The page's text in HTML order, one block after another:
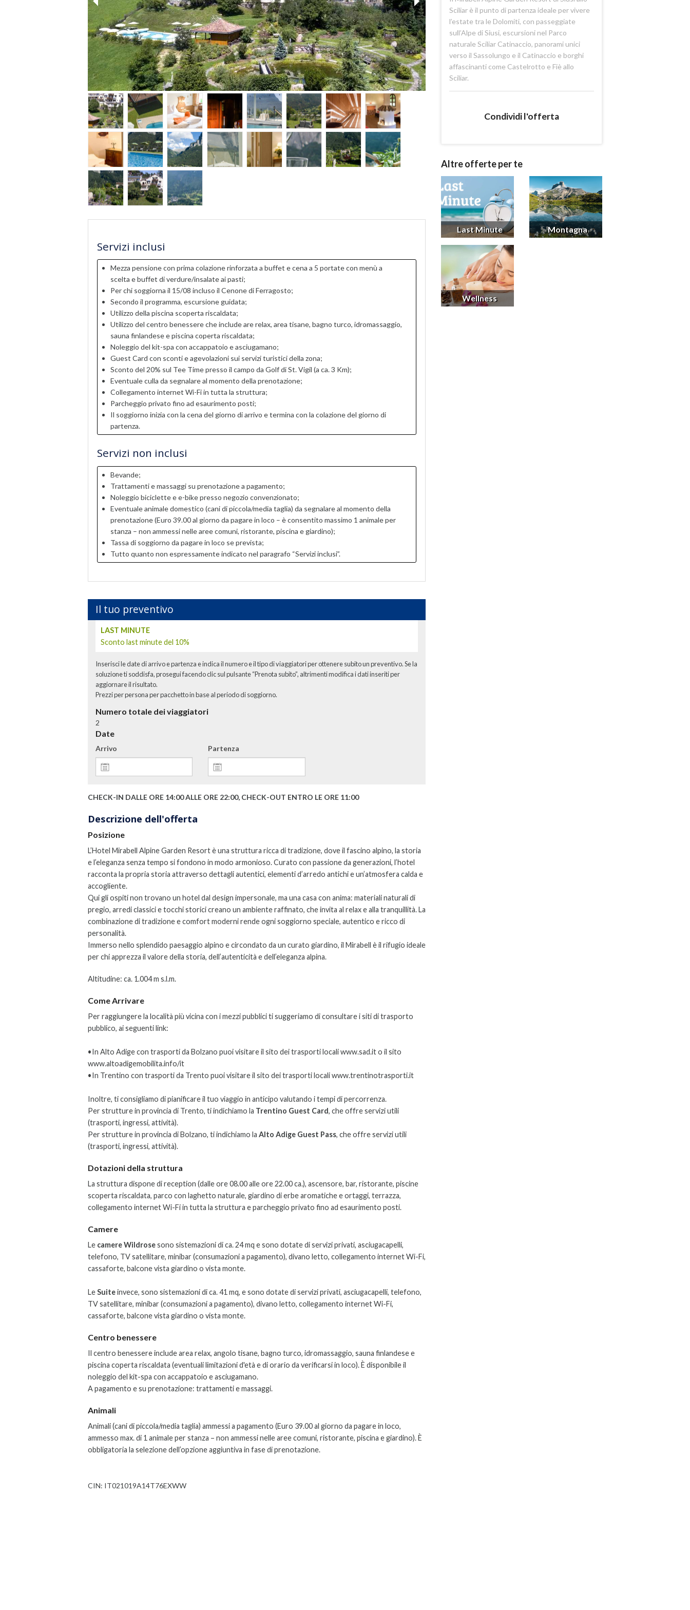
Servizi inclusi
Mezza pensione con prima colazione rinforzata a buffet e cena a 5 portate con menù a
scelta e buffet di verdure/insalate ai pasti;
Per chi soggiorna il 15/08 incluso il Cenone di Ferragosto;
Secondo il programma, escursione guidata;
Utilizzo della piscina scoperta riscaldata;
Utilizzo del centro benessere che include are relax, area tisane, bagno turco, idromassaggio,
sauna finlandese e piscina coperta riscaldata;
Noleggio del kit-spa con accappatoio e asciugamano;
Guest Card con sconti e agevolazioni sui servizi turistici della zona;
Sconto del 20% sul Tee Time presso il campo da Golf di St. Vigil (a ca. 3 Km);
Eventuale culla da segnalare al momento della prenotazione;
Collegamento internet Wi-Fi in tutta la struttura;
Parcheggio privato fino ad esaurimento posti;
Il soggiorno inizia con la cena del giorno di arrivo e termina con la colazione del giorno di
partenza.
Servizi non inclusi
Bevande;
Trattamenti e massaggi su prenotazione a pagamento;
Noleggio biciclette e e-bike presso negozio convenzionato;
Eventuale animale domestico (cani di piccola/media taglia) da segnalare al momento della
prenotazione (Euro 39.00 al giorno da pagare in loco – è consentito massimo 1 animale per
stanza – non ammessi nelle aree comuni, ristorante, piscina e giardino);
Tassa di soggiorno da pagare in loco se prevista;
Tutto quanto non espressamente indicato nel paragrafo “Servizi inclusi”.
Il tuo preventivo
LAST MINUTE
Sconto last minute del 10%
Inserisci le date di arrivo e partenza e indica il numero e il tipo di viaggiatori per ottenere subito un preventivo. Se la
soluzione ti soddisfa, prosegui facendo clic sul pulsante “Prenota subito”, altrimenti modifica i dati inseriti per
aggiornare il risultato.
Prezzi per persona per pacchetto in base al periodo di soggiorno.
Numero totale dei viaggiatori
2
Date
Arrivo Partenza
CHECK-IN DALLE ORE 14:00 ALLE ORE 22:00, CHECK-OUT ENTRO LE ORE 11:00
Descrizione dell'offerta
Posizione
L’Hotel Mirabell Alpine Garden Resort è una struttura ricca di tradizione, dove il fascino alpino, la storia
e l’eleganza senza tempo si fondono in modo armonioso. Curato con passione da generazioni, l’hotel
racconta la propria storia attraverso dettagli autentici, elementi d’arredo antichi e un’atmosfera calda e
accogliente.
Qui gli ospiti non trovano un hotel dal design impersonale, ma una casa con anima: materiali naturali di
pregio, arredi classici e tocchi storici creano un ambiente raffinato, che invita al relax e alla tranquillità. La
combinazione di tradizione e comfort moderni rende ogni soggiorno speciale, autentico e ricco di
personalità.
Immerso nello splendido paesaggio alpino e circondato da un curato giardino, il Mirabell è il rifugio ideale
per chi apprezza il valore della storia, dell’autenticità e dell’eleganza alpina.
Altitudine: ca. 1.004 m s.l.m.
Come Arrivare
Per raggiungere la località più vicina con i mezzi pubblici ti suggeriamo di consultare i siti di trasporto
pubblico, ai seguenti link:
•In Alto Adige con trasporti da Bolzano puoi visitare il sito dei trasporti locali www.sad.it o il sito
www.altoadigemobilita.info/it
•In Trentino con trasporti da Trento puoi visitare il sito dei trasporti locali www.trentinotrasporti.it
Inoltre, ti consigliamo di pianificare il tuo viaggio in anticipo valutando i tempi di percorrenza.
Per strutture in provincia di Trento, ti indichiamo la Trentino Guest Card, che offre servizi utili
(trasporti, ingressi, attività).
Per strutture in provincia di Bolzano, ti indichiamo la Alto Adige Guest Pass, che offre servizi utili
(trasporti, ingressi, attività).
Dotazioni della struttura
La struttura dispone di reception (dalle ore 08.00 alle ore 22.00 ca.), ascensore, bar, ristorante, piscine
scoperta riscaldata, parco con laghetto naturale, giardino di erbe aromatiche e ortaggi, terrazza,
collegamento internet Wi-Fi in tutta la struttura e parcheggio privato fino ad esaurimento posti.
Camere
Le camere Wildrosesono sistemazioni di ca. 24 mq e sono dotate di servizi privati, asciugacapelli,
telefono, TV satellitare, minibar (consumazioni a pagamento), divano letto, collegamento internet Wi-Fi,
cassaforte, balcone vista giardino o vista monte.
LeSuiteinvece, sono sistemazioni di ca. 41 mq, e sono dotate di servizi privati, asciugacapelli, telefono,
TV satellitare, minibar (consumazioni a pagamento), divano letto, collegamento internet Wi-Fi,
cassaforte, balcone vista giardino o vista monte.
Centro benessere
Il centro benessere include area relax, angolo tisane, bagno turco, idromassaggio, sauna finlandese e
piscina coperta riscaldata (eventuali limitazioni d'età e di orario da verificarsi in loco). È disponibile il
noleggio del kit-spa con accappatoio e asciugamano.
A pagamento e su prenotazione: trattamenti e massaggi.
Animali
Animali (cani di piccola/media taglia) ammessi a pagamento (Euro 39.00 al giorno da pagare in loco,
ammesso max. di 1 animale per stanza – non ammessi nelle aree comuni, ristorante, piscina e giardino). È
obbligatoria la selezione dell’opzione aggiuntiva in fase di prenotazione.
CIN: IT021019A14T76EXWW
Sciliar è il punto di partenza ideale per vivere
l’estate tra le Dolomiti, con passeggiate
sull’Alpe di Siusi, escursioni nel Parco
naturale Sciliar Catinaccio, panorami unici
verso il Sassolungo e il Catinaccio e borghi
affascinanti come Castelrotto e Fiè allo
Sciliar.
Condividi l'offerta
Altre offerte per te
Last Minute Montagna
Wellness